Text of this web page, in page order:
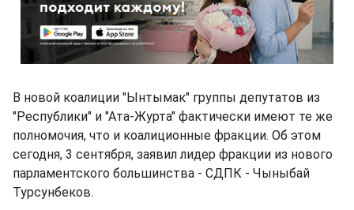
В новой коалиции "Ынтымак" группы депутатов из
"Республики" и "Ата-Журта" фактически имеют те же
полномочия, что и коалиционные фракции. Об этом
сегодня, 3 сентября, заявил лидер фракции из нового
парламентского большинства - СДПК - Чыныбай
Турсунбеков.